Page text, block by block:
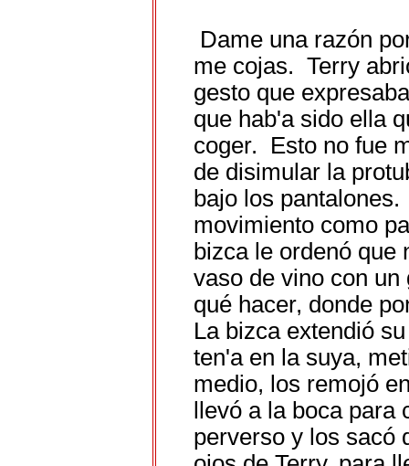
Dame una razón
me cojas. Terry
gesto que
que hab'a sido ella
coger. Esto no fue
de disimular la
bajo los
movimiento como
bizca le ordenó
vaso de vino con
qué hacer, donde
La bizca extendió
ten'a en la suya,
medio, los remojó
llevó a la boca
perverso y los sacó